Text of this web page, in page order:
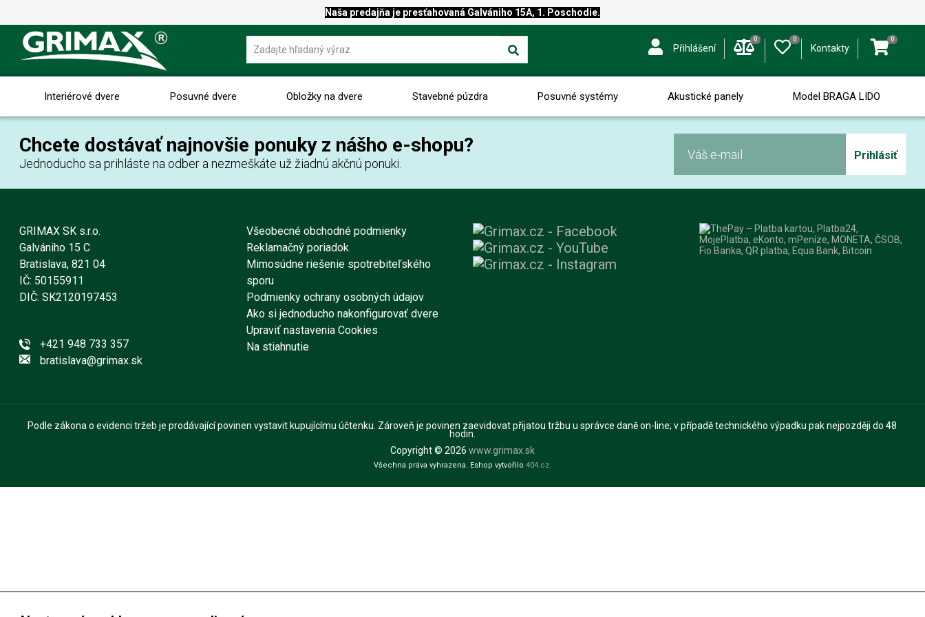
Naša predajňa je presťahovaná Galvániho 15A, 1. Poschodie.
Přihlášení
0 0
Kontakty
0
Interiérové dvere Posuvné dvere Obložky na dvere Stavebné púzdra Posuvné systémy Akustické panely Model BRAGA LIDO
Chcete dostávať najnovšie ponuky z nášho e-shopu?
Jednoducho sa prihláste na odber a nezmeškáte už žiadnú akčnú ponuki.
Prihlásiť
GRIMAX SK s.r.o.
Galvániho 15 C
Bratislava, 821 04
IČ: 50155911
DIČ: SK2120197453
+421 948 733 357
bratislava@grimax.sk
Všeobecné obchodné podmienky
Reklamačný poriadok
Mimosúdne riešenie spotrebiteľského
sporu
Podmienky ochrany osobných údajov
Ako si jednoducho nakonfigurovať dvere
Upraviť nastavenia Cookies
Na stiahnutie
Podle zákona o evidenci tržeb je prodávající povinen vystavit kupujícímu účtenku. Zároveň je povinen zaevidovat přijatou tržbu u správce daně on-line; v případě technického výpadku pak nejpozději do 48
hodin.
Copyright © 2026 www.grimax.sk
Všechna práva vyhrazena. Eshop vytvořilo 404.cz.